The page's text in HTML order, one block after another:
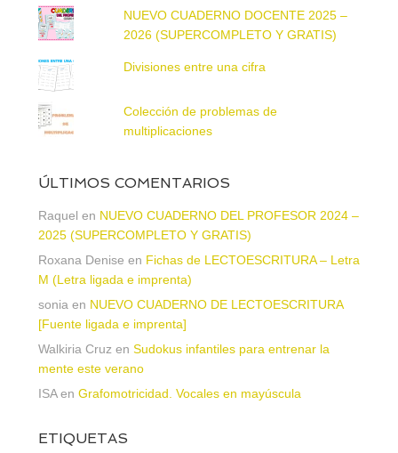
NUEVO CUADERNO DOCENTE 2025 –
2026 (SUPERCOMPLETO Y GRATIS)
Divisiones entre una cifra
Colección de problemas de
multiplicaciones
ÚLTIMOS COMENTARIOS
Raquel en NUEVO CUADERNO DEL PROFESOR 2024 –
2025 (SUPERCOMPLETO Y GRATIS)
Roxana Denise en Fichas de LECTOESCRITURA – Letra
M (Letra ligada e imprenta)
sonia en NUEVO CUADERNO DE LECTOESCRITURA
[Fuente ligada e imprenta]
Walkiria Cruz en Sudokus infantiles para entrenar la
mente este verano
ISAen Grafomotricidad. Vocales en mayúscula
ETIQUETAS